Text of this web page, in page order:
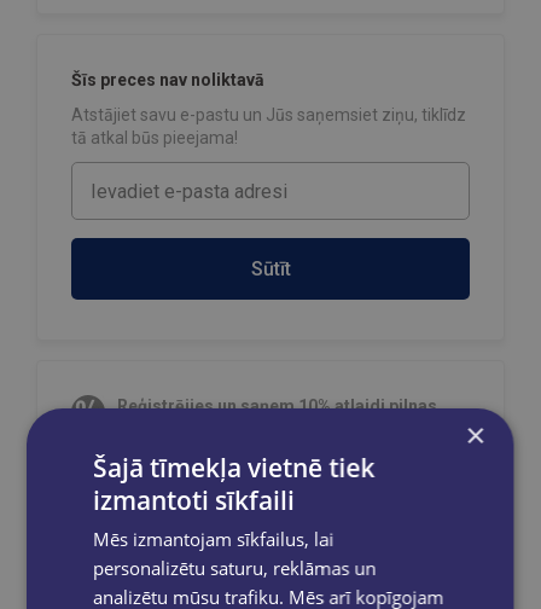
Šīs preces nav noliktavā
Atstājiet savu e-pastu un Jūs saņemsiet ziņu, tiklīdz
tā atkal būs pieejama!
Sūtīt
Reģistrējies un saņem 10% atlaidi pilnas
Pasūtījumu apstrāde notiek darba dienās.
Apmaksātie pasūtījumi tiek
izsūtīti 2-5 darba dienu laikā.
Bezmaksas piegādeuz OMNIVA
pakomātiem Latvijā pasūtījumiem no €40.00.
Bezmaksas piegāde jebkurā GLOBUSS
×
Šajā tīmekļa vietnē tiek
izmantoti sīkfaili
Mēs izmantojam sīkfailus, lai
personalizētu saturu, reklāmas un
analizētu mūsu trafiku. Mēs arī kopīgojam